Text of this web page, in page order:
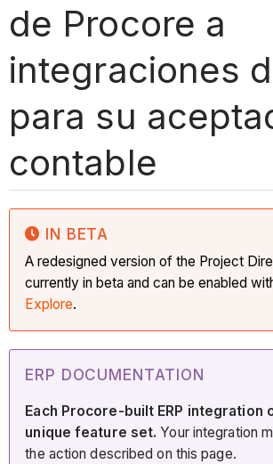
de Procore a
integraciones
para su
contable
IN BETA
A redesigned version of the Project
currently in beta and can be enabled
Explore.
ERP DOCUMENTATION
Each Procore-built ERP integration
unique feature set. Your integration
the action described on this page.